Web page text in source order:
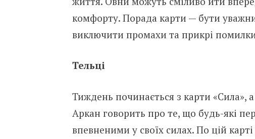
комфорту. Порада карти — бути
виключити промахи та прикрі
Тельці
Тиждень починається з карти «Сила»,
Аркан говорить про те, що будь-які
впевненими у своїх силах. По цій